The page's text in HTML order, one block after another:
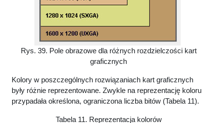
Rys. 39. Pole obrazowe dla różnych rozdzielczości kart
graficznych
Kolory w poszczególnych rozwiązaniach kart graficznych
były różnie reprezentowane. Zwykle na reprezentację koloru
przypadała określona, ograniczona liczba bitów (Tabela 11).
Tabela 11. Reprezentacja kolorów